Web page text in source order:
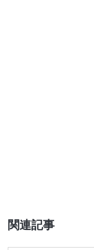
関連記事